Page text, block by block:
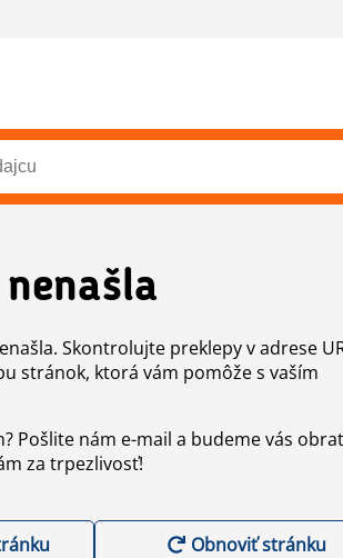
Skontrolujte preklepy v adrese
stránok, ktorá vám pomôže s vaším
Pošlite nám e-mail a budeme vás
za trpezlivosť!
Obnoviť stránku